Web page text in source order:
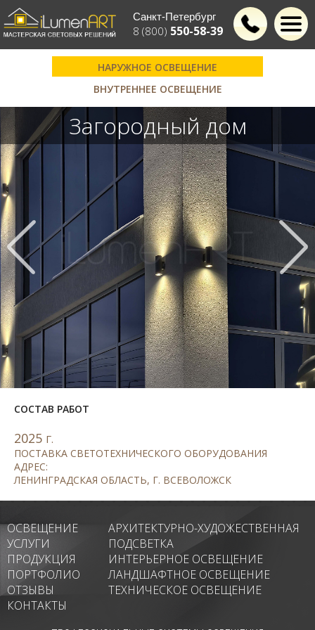
Санкт-Петербург
8 (800) 550-58-39
НАРУЖНОЕ ОСВЕЩЕНИЕ
ВНУТРЕННЕЕ ОСВЕЩЕНИЕ
Загородный дом
СОСТАВ РАБОТ
2025 Г.
ПОСТАВКА СВЕТОТЕХНИЧЕСКОГО ОБОРУДОВАНИЯ
АДРЕС:
ЛЕНИНГРАДСКАЯ ОБЛАСТЬ, Г. ВСЕВОЛОЖСК
ОСВЕЩЕНИЕ
УСЛУГИ
ПРОДУКЦИЯ
ПОРТФОЛИО
ОТЗЫВЫ
КОНТАКТЫ
АРХИТЕКТУРНО-ХУДОЖЕСТВЕННАЯ
ПОДСВЕТКА
ИНТЕРЬЕРНОЕ ОСВЕЩЕНИЕ
ЛАНДШАФТНОЕ ОСВЕЩЕНИЕ
ТЕХНИЧЕСКОЕ ОСВЕЩЕНИЕ